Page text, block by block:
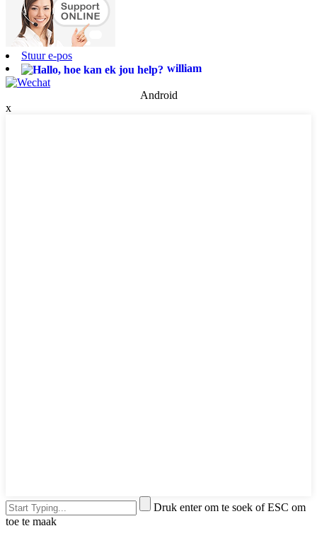
Stuur e-pos
william
Android
x
Druk enter om te soek of ESC om
toe te maak